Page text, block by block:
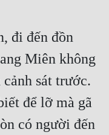
đi đến đồn
Miên không
sát trước.
để lỡ mà gã
có người đến